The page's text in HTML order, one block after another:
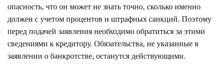
опасность, что он может не знать точно, сколько именно
должен с учетом процентов и штрафных санкций. Поэтому
перед подачей заявления необходимо обратиться за этими
сведениями к кредитору. Обязательства, не указанные в
заявлении о банкротстве, останутся действующими.